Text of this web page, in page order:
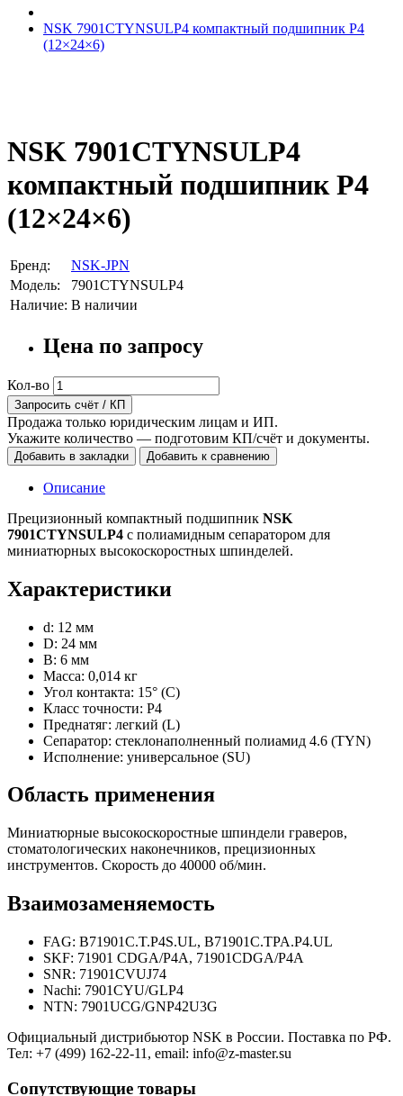
NSK 7901CTYNSULP4 компактный подшипник P4
(12×24×6)
NSK 7901CTYNSULP4
компактный подшипник P4
(12×24×6)
Бренд:
NSK-JPN
Модель:
7901CTYNSULP4
Наличие: В наличии
Цена по запросу
Кол-во
Запросить счёт / КП
Продажа только юридическим лицам и ИП.
Укажите количество — подготовим КП/счёт и документы.
Добавить в закладки Добавить к сравнению
Описание
Прецизионный компактный подшипник NSK
7901CTYNSULP4 с полиамидным сепаратором для
миниатюрных высокоскоростных шпинделей.
Характеристики
d: 12 мм
D: 24 мм
B: 6 мм
Масса: 0,014 кг
Угол контакта: 15° (C)
Класс точности: P4
Преднатяг: легкий (L)
Сепаратор: стеклонаполненный полиамид 4.6 (TYN)
Исполнение: универсальное (SU)
Область применения
Миниатюрные высокоскоростные шпиндели граверов,
стоматологических наконечников, прецизионных
инструментов. Скорость до 40000 об/мин.
Взаимозаменяемость
FAG: B71901C.T.P4S.UL, B71901C.TPA.P4.UL
SKF: 71901 CDGA/P4A, 71901CDGA/P4A
SNR: 71901CVUJ74
Nachi: 7901CYU/GLP4
NTN: 7901UCG/GNP42U3G
Официальный дистрибьютор NSK в России. Поставка по РФ.
Тел: +7 (499) 162-22-11, email: info@z-master.su
Сопутствующие товары